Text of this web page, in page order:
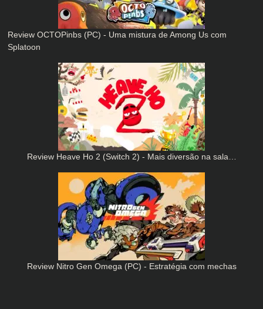
Review OCTOPinbs (PC) - Uma mistura de Among Us com
Splatoon
Review Heave Ho 2 (Switch 2) - Mais diversão na sala…
Review Nitro Gen Omega (PC) - Estratégia com mechas